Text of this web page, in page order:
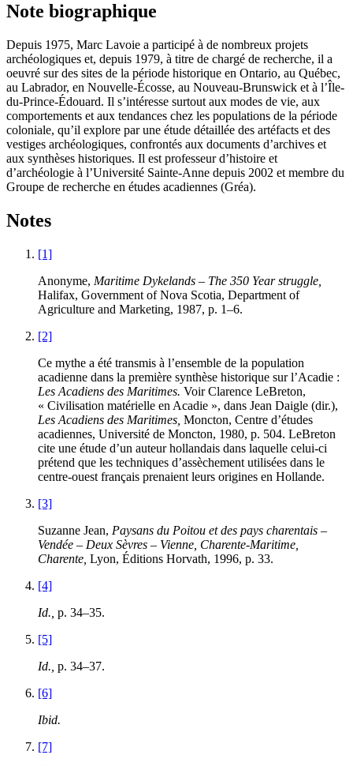
Note biographique
Depuis 1975, Marc Lavoie a participé à de nombreux projets
archéologiques et, depuis 1979, à titre de chargé de recherche, il a
oeuvré sur des sites de la période historique en Ontario, au Québec,
au Labrador, en Nouvelle-Écosse, au Nouveau-Brunswick et à l’Île-
du-Prince-Édouard. Il s’intéresse surtout aux modes de vie, aux
comportements et aux tendances chez les populations de la période
coloniale, qu’il explore par une étude détaillée des artéfacts et des
vestiges archéologiques, confrontés aux documents d’archives et
aux synthèses historiques. Il est professeur d’histoire et
d’archéologie à l’Université Sainte-Anne depuis 2002 et membre du
Groupe de recherche en études acadiennes (Gréa).
Notes
[1]
Anonyme, Maritime Dykelands – The 350 Year struggle,
Halifax, Government of Nova Scotia, Department of
Agriculture and Marketing, 1987, p. 1–6.
[2]
Ce mythe a été transmis à l’ensemble de la population
acadienne dans la première synthèse historique sur l’Acadie :
Les Acadiens des Maritimes. Voir Clarence LeBreton,
« Civilisation matérielle en Acadie », dans Jean Daigle (dir.),
Les Acadiens des Maritimes, Moncton, Centre d’études
acadiennes, Université de Moncton, 1980, p. 504. LeBreton
cite une étude d’un auteur hollandais dans laquelle celui-ci
prétend que les techniques d’assèchement utilisées dans le
centre-ouest français prenaient leurs origines en Hollande.
[3]
Suzanne Jean, Paysans du Poitou et des pays charentais –
Vendée – Deux Sèvres – Vienne, Charente-Maritime,
Charente, Lyon, Éditions Horvath, 1996, p. 33.
[4]
Id., p. 34–35.
[5]
Id., p. 34–37.
[6]
Ibid.
[7]